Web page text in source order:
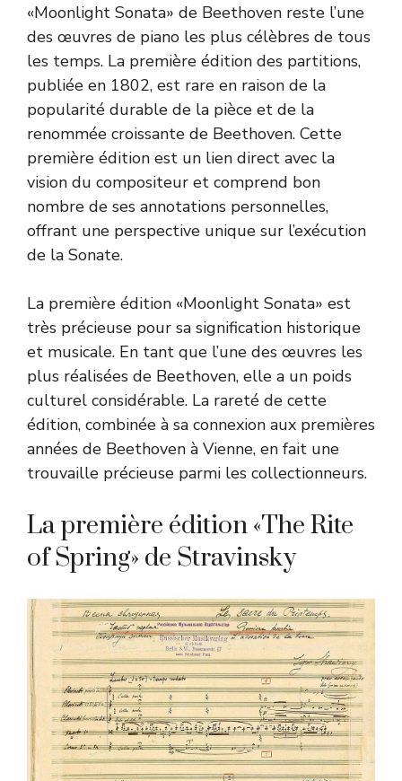
«Moonlight Sonata» de Beethoven reste l’une
des œuvres de piano les plus célèbres de tous
les temps. La première édition des partitions,
publiée en 1802, est rare en raison de la
popularité durable de la pièce et de la
renommée croissante de Beethoven. Cette
première édition est un lien direct avec la
vision du compositeur et comprend bon
nombre de ses annotations personnelles,
offrant une perspective unique sur l’exécution
de la Sonate.
La première édition «Moonlight Sonata» est
très précieuse pour sa signification historique
et musicale. En tant que l’une des œuvres les
plus réalisées de Beethoven, elle a un poids
culturel considérable. La rareté de cette
édition, combinée à sa connexion aux premières
années de Beethoven à Vienne, en fait une
trouvaille précieuse parmi les collectionneurs.
La première édition «The Rite
of Spring» de Stravinsky